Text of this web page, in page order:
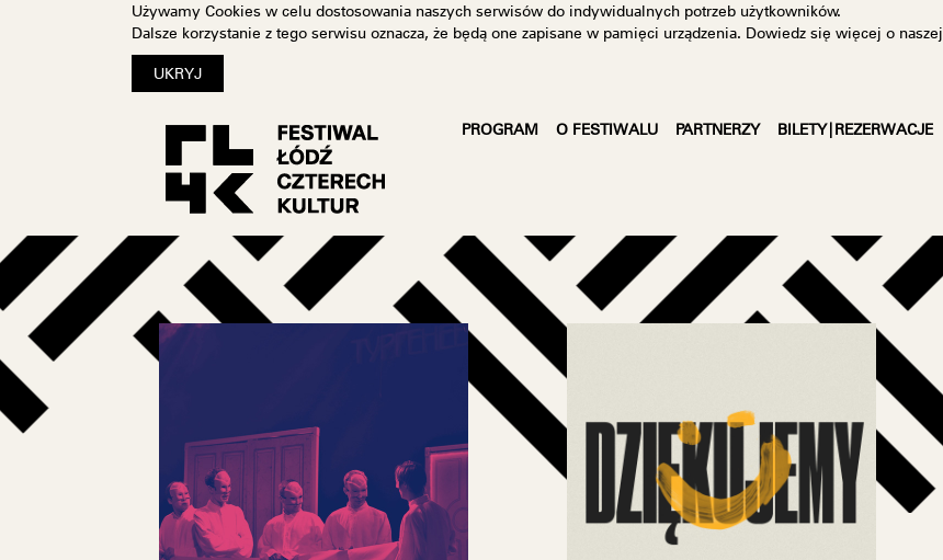
Używamy Cookies w celu dostosowania naszych serwisów do indywidualnych potrzeb użytkowników.
Dalsze korzystanie z tego serwisu oznacza, że będą one zapisane w pamięci urządzenia. Dowiedz się więcej o naszej
PROGRAM O FESTIWALU PARTNERZY BILETY|REZERWACJE